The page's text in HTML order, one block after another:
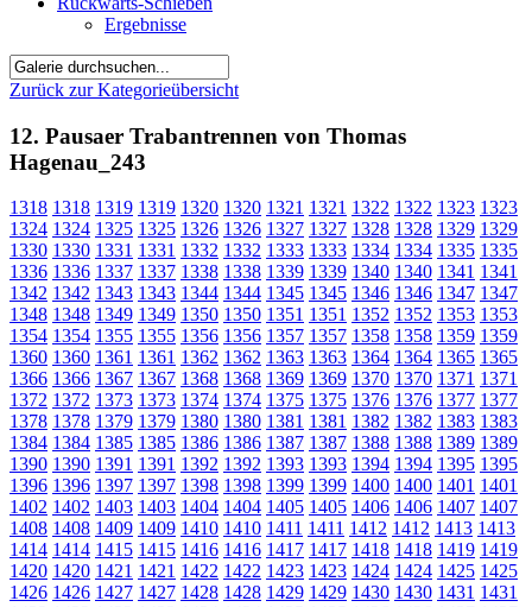
Ergebnisse
Zurück zur Kategorieübersicht
12. Pausaer Trabantrennen von Thomas
Hagenau_243
1318 1318 1319 1319 1320 1320 1321 1321 1322 1322 1323 1323
1324 1324 1325 1325 1326 1326 1327 1327 1328 1328 1329 1329
1330 1330 1331 1331 1332 1332 1333 1333 1334 1334 1335 1335
1336 1336 1337 1337 1338 1338 1339 1339 1340 1340 1341 1341
1342 1342 1343 1343 1344 1344 1345 1345 1346 1346 1347 1347
1348 1348 1349 1349 1350 1350 1351 1351 1352 1352 1353 1353
1354 1354 1355 1355 1356 1356 1357 1357 1358 1358 1359 1359
1360 1360 1361 1361 1362 1362 1363 1363 1364 1364 1365 1365
1366 1366 1367 1367 1368 1368 1369 1369 1370 1370 1371 1371
1372 1372 1373 1373 1374 1374 1375 1375 1376 1376 1377 1377
1378 1378 1379 1379 1380 1380 1381 1381 1382 1382 1383 1383
1384 1384 1385 1385 1386 1386 1387 1387 1388 1388 1389 1389
1390 1390 1391 1391 1392 1392 1393 1393 1394 1394 1395 1395
1396 1396 1397 1397 1398 1398 1399 1399 1400 1400 1401 1401
1402 1402 1403 1403 1404 1404 1405 1405 1406 1406 1407 1407
1408 1408 1409 1409 1410 1410 1411 1411 1412 1412 1413 1413
1414 1414 1415 1415 1416 1416 1417 1417 1418 1418 1419 1419
1420 1420 1421 1421 1422 1422 1423 1423 1424 1424 1425 1425
1426 1426 1427 1427 1428 1428 1429 1429 1430 1430 1431 1431